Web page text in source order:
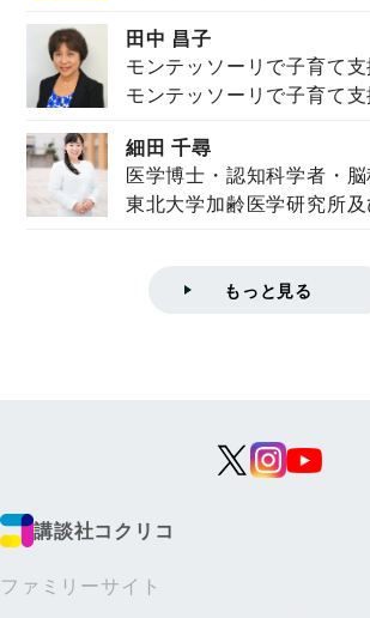
田中 昌子
モンテッソーリで子育て
ズハウス研究所所長
モンテッソーリで子育て
細田 千尋
医学博士・認知科学者・
東北大学加齢医学研究所
もっと見る
講談社コクリコ
ファミリーサイト